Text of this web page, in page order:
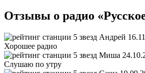
Отзывы о радио
Андрей
Хорошее радио
Миша
Слушаю по утру